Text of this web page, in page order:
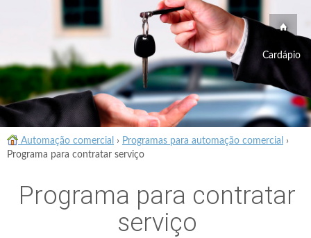
Cardápio
Automação comercial › Programas para automação comercial
›
Programa para contratar serviço
Programa para contratar
serviço